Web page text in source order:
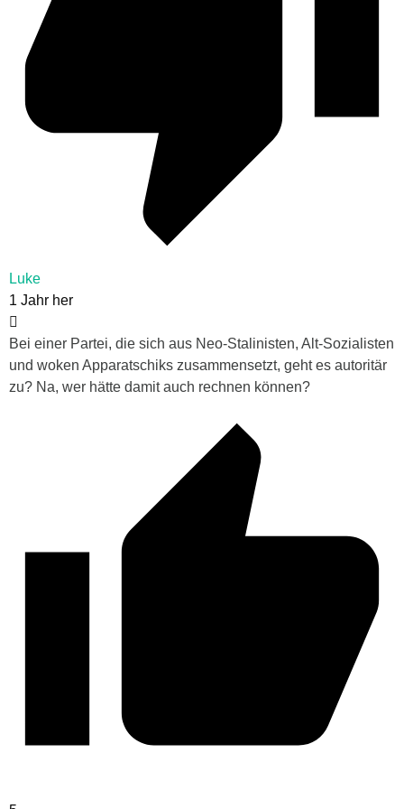
Luke
1 Jahr her
Bei einer Partei, die sich aus Neo-Stalinisten, Alt-Sozialisten
und woken Apparatschiks zusammensetzt, geht es autoritär
zu? Na, wer hätte damit auch rechnen können?